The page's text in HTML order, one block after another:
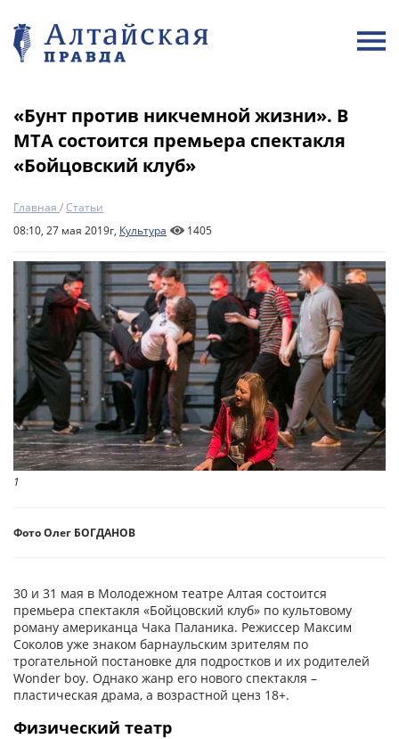
«Бунт против никчемной жизни». В
МТА состоится премьера спектакля
«Бойцовский клуб»
Главная /Статьи
08:10, 27 мая 2019г, Культура 1405
1
Фото Олег БОГДАНОВ
30 и 31 мая в Молодежном театре Алтая состоится
премьера спектакля «Бойцовский клуб» по культовому
роману американца Чака Паланика. Режиссер Максим
Соколов уже знаком барнаульским зрителям по
трогательной постановке для подростков и их родителей
Wonder boy. Однако жанр его нового спектакля –
пластическая драма, а возрастной ценз 18+.
Физический театр